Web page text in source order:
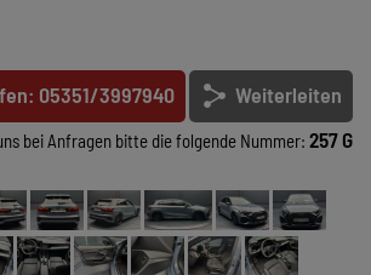
05351/3997940 Weiterleiten
bei Anfragen bitte die folgende Nummer: 257 G